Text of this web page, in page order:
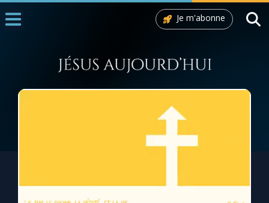
La chaîne Youtube
Je m'abonne